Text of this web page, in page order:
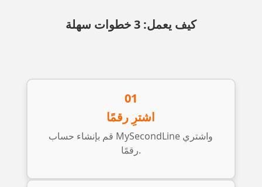
كيف يعمل: 3 خطوات سهلة
01
اشترِ رقمًا
قم بإنشاء حساب MySecondLine واشتري
رقمًا.